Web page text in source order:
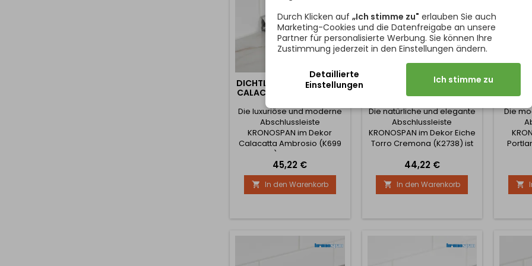
DICHTLEISTE KRONOSPAN
CALACATTA AMBROSIO /
Die luxuriöse und moderne
Abschlussleiste
KRONOSPAN im Dekor
Calacatta Ambrosio (K699
PN) ist für den
professionellen und
präzisen Abschluss von
Arbeitsplatten bestimmt. Die
Leiste dichtet die
Arbeitsplatte und Wand
verhindert so wirksam das
Eindringen von Wasser und
Preis
45,22 €
 In den Warenkorb
DICHTLEISTE KRONOSPAN
K2738 / EICHE TORRO
Die natürliche und elegante
Abschlussleiste
KRONOSPAN im Dekor Eiche
Torro Cremona (K2738) ist
professionellen Abschluss
von Arbeitsplatten
bestimmt. Die Leiste dichtet
die Verbindung zwischen
zuverlässig ab und
Eindringen von Wasser und
Schmutz. Gleichzeitig
Preis
44,22 €
 In den Warenkorb
Die

Durch Klicken auf „Ich stimme zu" erlauben Sie auch
Marketing-Cookies und die Datenfreigabe an unsere
Partner für personalisierte Werbung. Sie können Ihre
Zustimmung jederzeit in den Einstellungen ändern.
Detaillierte
Einstellungen
Ich stimme zu